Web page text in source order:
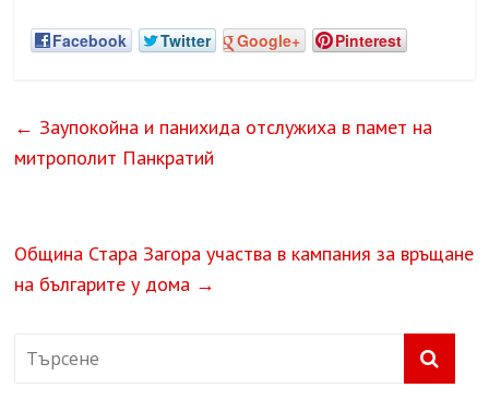
Facebook Twitter Google+ Pinterest
← Заупокойна и панихида отслужиха в памет на
митрополит Панкратий
Община Стара Загора участва в кампания за връщане
на българите у дома →